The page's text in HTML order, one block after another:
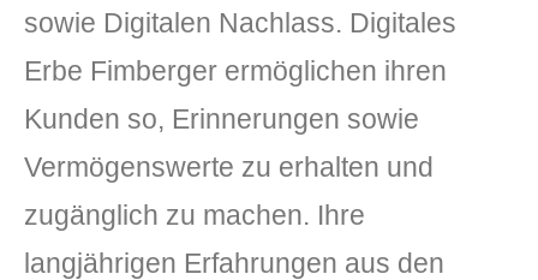
sowie Digitalen Nachlass. Digitales
Erbe Fimberger ermöglichen ihren
Kunden so, Erinnerungen sowie
Vermögenswerte zu erhalten und
zugänglich zu machen. Ihre
langjährigen Erfahrungen aus den